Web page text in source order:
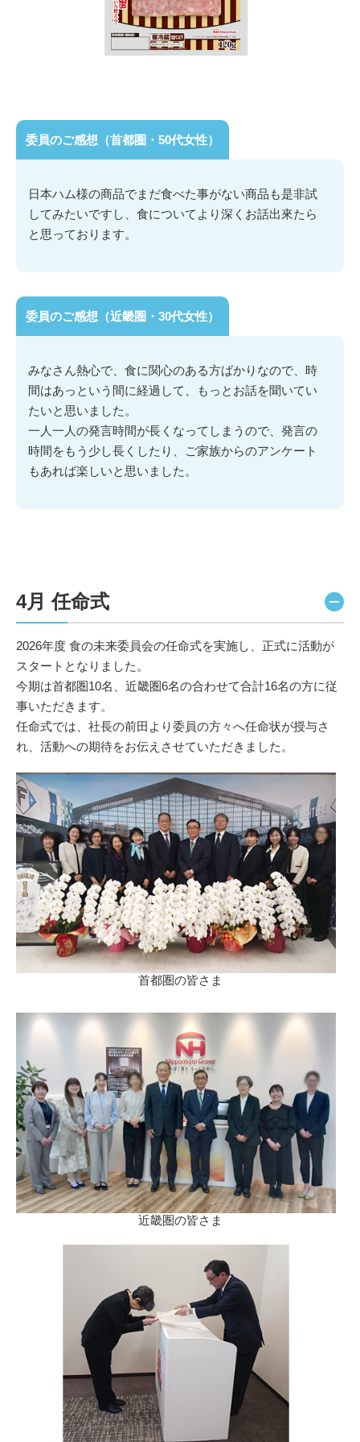
委員のご感想（首都圏・50代女性）
日本ハム様の商品でまだ食べた事がない商品も是非試
してみたいですし、食についてより深くお話出來たら
と思っております。
委員のご感想（近畿圏・30代女性）
みなさん熱心で、食に関心のある方ばかりなので、時
間はあっという間に経過して、もっとお話を聞いてい
たいと思いました。
一人一人の発言時間が長くなってしまうので、発言の
時間をもう少し長くしたり、ご家族からのアンケート
もあれば楽しいと思いました。
4月 任命式
2026年度 食の未来委員会の任命式を実施し、正式に活動が
スタートとなりました。
今期は首都圏10名、近畿圏6名の合わせて合計16名の方に従
事いただきます。
任命式では、社長の前田より委員の方々へ任命状が授与さ
れ、活動への期待をお伝えさせていただきました。
首都圏の皆さま
近畿圏の皆さま